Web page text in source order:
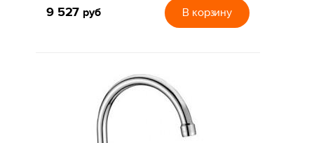
9 527 руб В корзину